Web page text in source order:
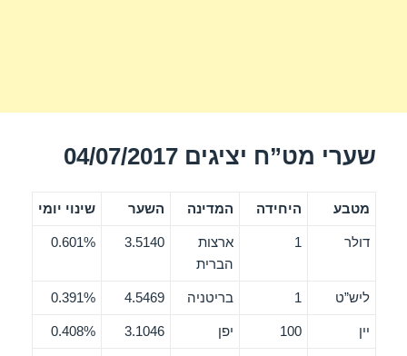
שערי מט”ח יציגים 04/07/2017
מטבע היחידה המדינה השער שינוי יומי
דולר 1
ארצות
הברית
3.5140
0.601%
ליש”ט 1 בריטניה 4.5469
0.391%
יין 100 יפן 3.1046
0.408%